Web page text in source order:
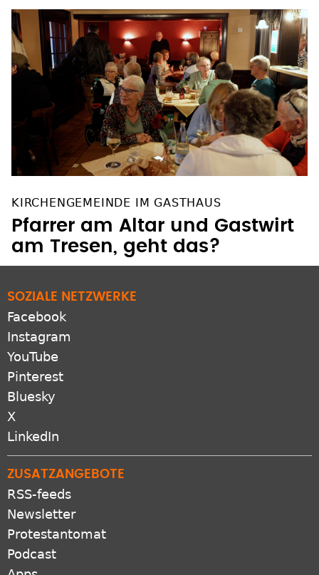
KIRCHENGEMEINDE IM GASTHAUS
Pfarrer am Altar und Gastwirt
am Tresen, geht das?
SOZIALE NETZWERKE
Facebook
Instagram
YouTube
Pinterest
Bluesky
X
LinkedIn
ZUSATZANGEBOTE
RSS-feeds
Newsletter
Protestantomat
Podcast